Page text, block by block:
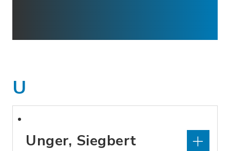
U
Unger, Siegbert